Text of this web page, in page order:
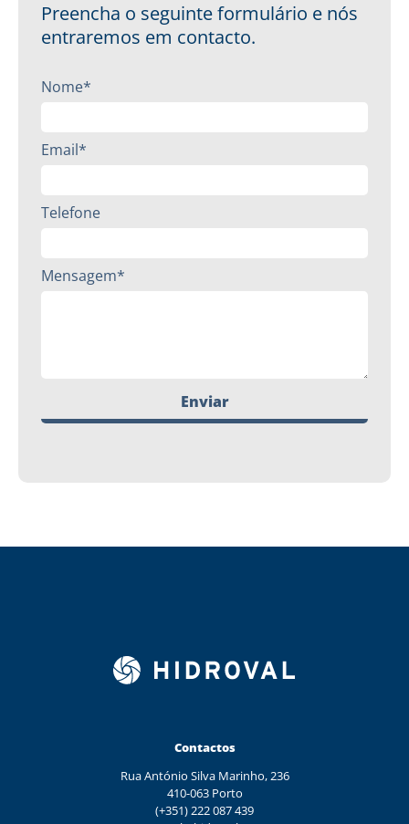
Preencha o seguinte formulário e nós
entraremos em contacto.
Nome*
Email*
Telefone
Mensagem*
Enviar
Contactos
Rua António Silva Marinho, 236
410-063 Porto
(+351) 222 087 439